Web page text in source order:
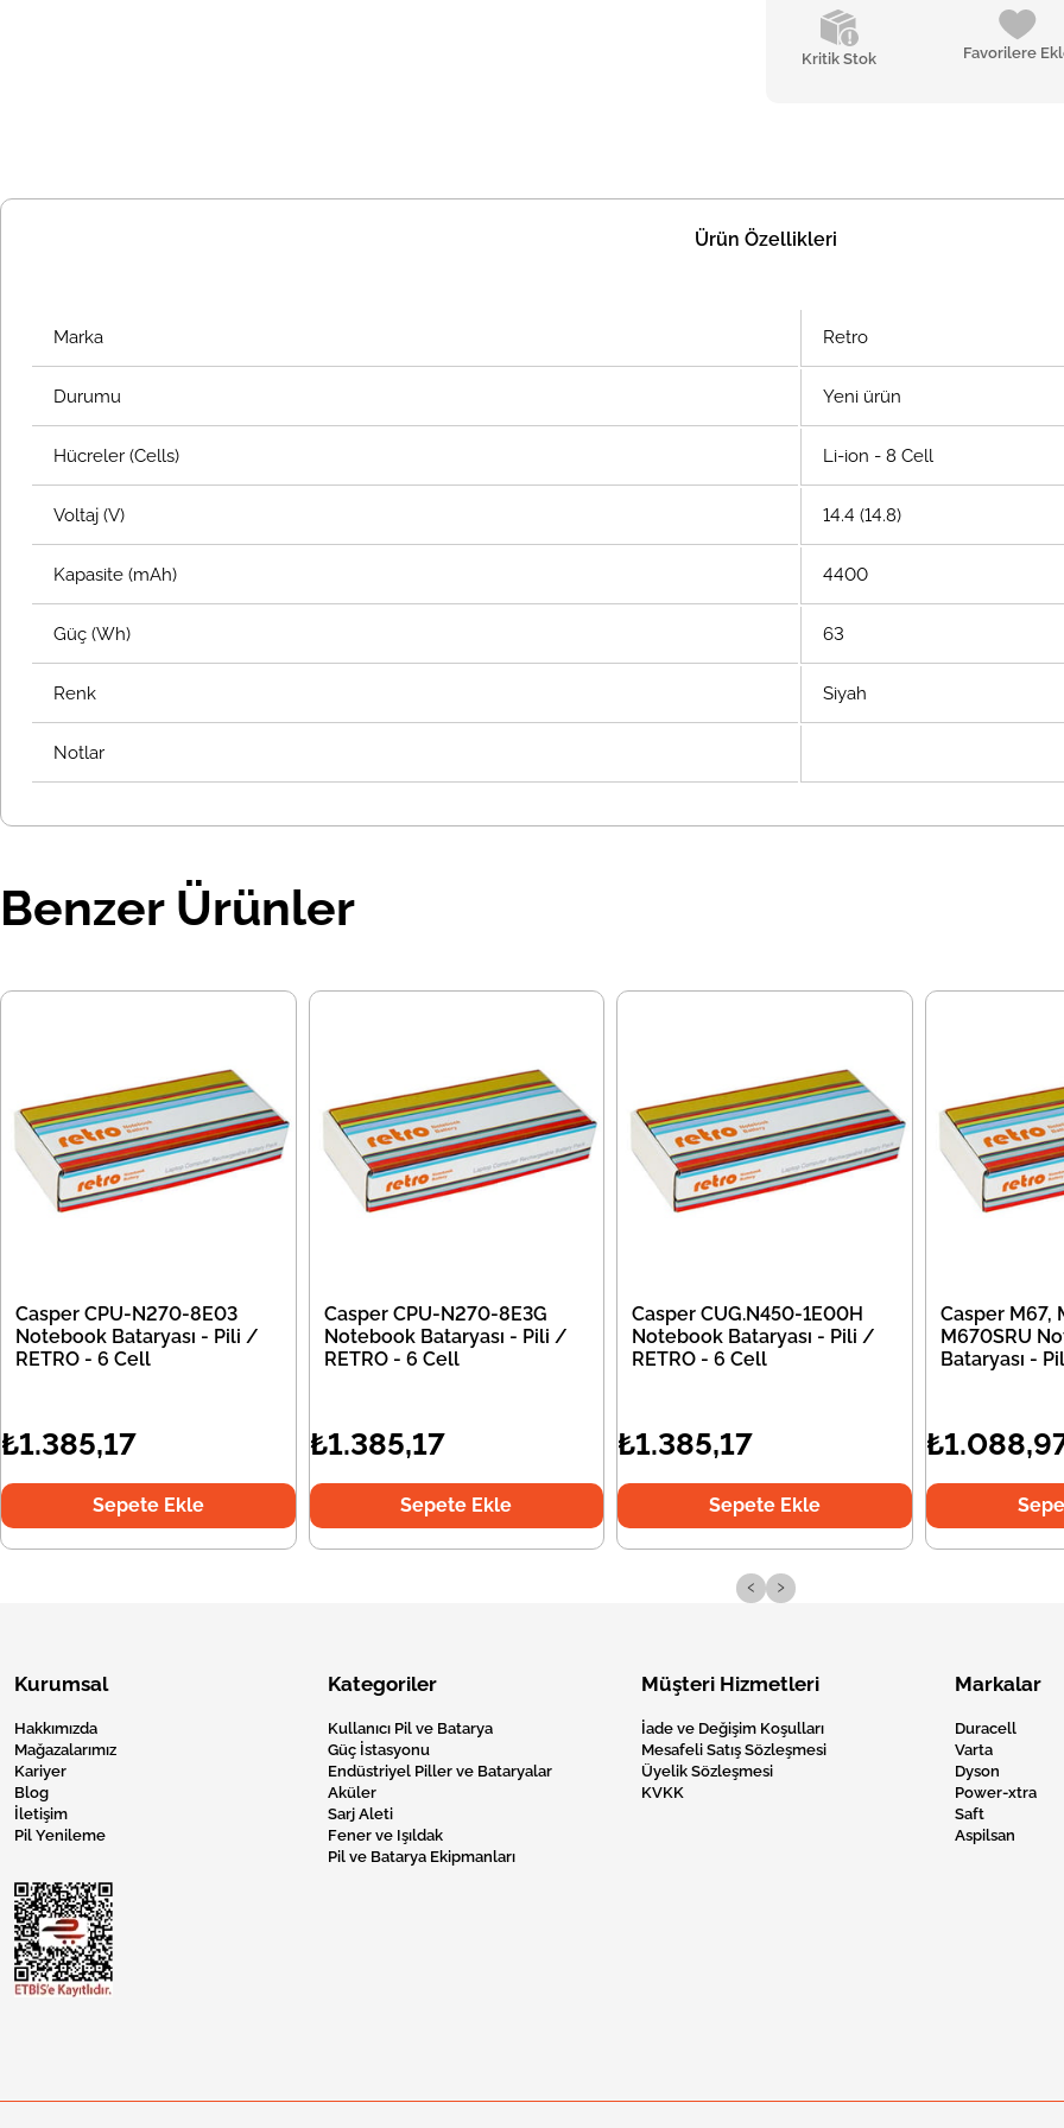
Kritik Stok Favorilere
Ürün Özellikleri
Marka Retro
Durumu Yeni ürün
Hücreler (Cells) Li-ion - 8 Cell
Voltaj (V) 14.4 (14.8)
Kapasite (mAh) 4400
Güç (Wh) 63
Renk Siyah
Notlar
Benzer Ürünler
Casper CPU-N270-8E03
Notebook Bataryası - Pili /
RETRO - 6 Cell
₺1.385,17
Sepete Ekle
Casper CPU-N270-8E3G
Notebook Bataryası - Pili /
RETRO - 6 Cell
₺1.385,17
Sepete Ekle
Casper CUG.N450-1E00H
Notebook Bataryası - Pili /
RETRO - 6 Cell
₺1.385,17
Sepete Ekle
Casper M67,
M670SRU
Bataryası -
‹ ›
Kurumsal
Hakkımızda
Mağazalarımız
Kariyer
Blog
İletişim
Pil Yenileme
Kategoriler
Kullanıcı Pil ve Batarya
Güç İstasyonu
Endüstriyel Piller ve Bataryalar
Aküler
Sarj Aleti
Fener ve Işıldak
Pil ve Batarya Ekipmanları
Müşteri Hizmetleri
İade ve Değişim Koşulları
Mesafeli Satış Sözleşmesi
Üyelik Sözleşmesi
KVKK
Markalar
Duracell
Varta
Dyson
Power-xtra
Saft
Aspilsan